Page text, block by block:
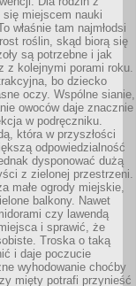
miejscem nauki
właśnie tam najmłodsi
roślin, skąd biorą się
są potrzebne i jak
z kolejnymi porami roku.
bo dziecko
oczy. Wspólne sianie,
owoców daje znacznie
w podręczniku.
która w przyszłości
odpowiedzialność
dysponować dużą
z zielonej przestrzeni.
małe ogrody miejskie,
balkony. Nawet
czy lawendą
i sprawić, że
Troska o taką
i daje poczucie
wyhodowanie choćby
mięty potrafi przynieść